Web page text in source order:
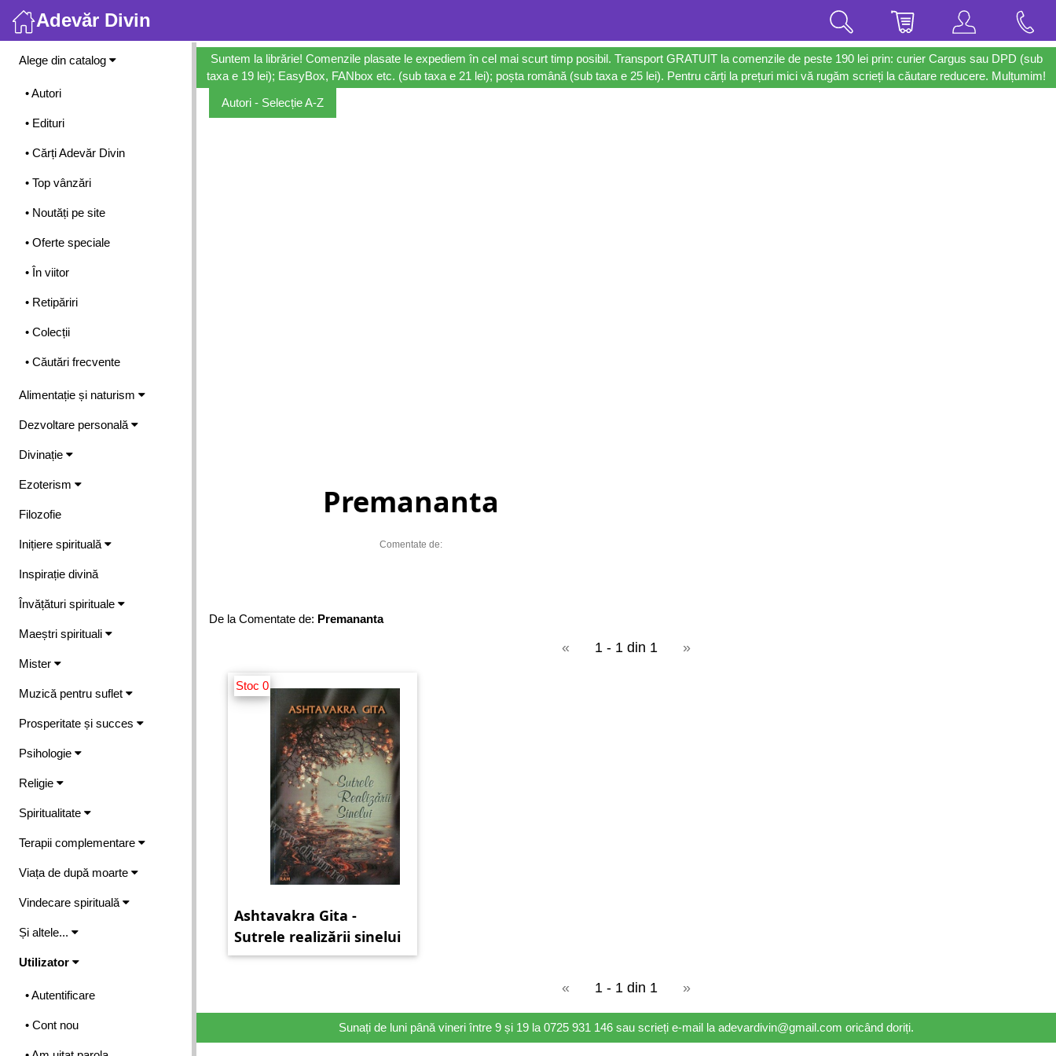
Adevăr Divin
Meniu
Alege din catalog
• Autori
• Edituri
• Cărți Adevăr Divin
• Top vânzări
• Noutăți pe site
• Oferte speciale
• În viitor
• Retipăriri
• Colecții
• Căutări frecvente
Alimentație și naturism
Dezvoltare personală
Divinație
Ezoterism
Filozofie
Inițiere spirituală
Inspirație divină
Învățături spirituale
Maeștri spirituali
Mister
Muzică pentru suflet
Prosperitate și succes
Psihologie
Religie
Spiritualitate
Terapii complementare
Viața de după moarte
Vindecare spirituală
Și altele...
Utilizator
• Autentificare
• Cont nou
Suntem la librărie! Comenzile plasate le expediem în cel mai scurt timp posibil. Transport GRATUIT la comenzile de peste 190 lei prin: curier Cargus sau DPD (sub
taxa e 19 lei); EasyBox, FANbox etc. (sub taxa e 21 lei); poșta română (sub taxa e 25 lei). Pentru cărți la prețuri mici vă rugăm scrieți la căutare reducere. Mulțumim!
Autori - Selecție A-Z
Premananta
Comentate de:
De la Comentate de: Premananta
« 1 - 1 din 1 »
Stoc 0
Ashtavakra Gita -
Sutrele realizării sinelui
« 1 - 1 din 1 »
Sunați de luni până vineri între 9 și 19 la 0725 931 146 sau scrieți e-mail la adevardivin@gmail.com oricând doriți.